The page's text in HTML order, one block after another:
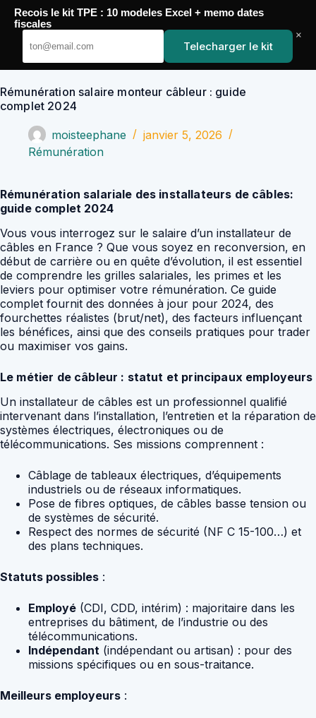
Passer
contenu
YoupiJobs
Rémunération salaire monteur câbleur : guide
complet 2024
moisteephane
janvier 5, 2026
Rémunération
Rémunération salariale des installateurs de câbles:
guide complet 2024
Vous vous interrogez sur le salaire d’un installateur de
câbles en France ? Que vous soyez en reconversion, en
début de carrière ou en quête d’évolution, il est essentiel
de comprendre les grilles salariales, les primes et les
leviers pour optimiser votre rémunération. Ce guide
complet fournit des données à jour pour 2024, des
fourchettes réalistes (brut/net), des facteurs influençant
les bénéfices, ainsi que des conseils pratiques pour trader
ou maximiser vos gains.
Le métier de câbleur : statut et principaux employeurs
Un installateur de câbles est un professionnel qualifié
intervenant dans l’installation, l’entretien et la réparation de
systèmes électriques, électroniques ou de
télécommunications. Ses missions comprennent :
Câblage de tableaux électriques, d’équipements
industriels ou de réseaux informatiques.
Pose de fibres optiques, de câbles basse tension ou
de systèmes de sécurité.
Respect des normes de sécurité (NF C 15-100…) et
des plans techniques.
Statuts possibles :
Employé (CDI, CDD, intérim) : majoritaire dans les
entreprises du bâtiment, de l’industrie ou des
télécommunications.
Indépendant (indépendant ou artisan) : pour des
missions spécifiques ou en sous-traitance.
Meilleurs employeurs :
Recois le kit TPE : 10 modeles Excel + memo dates
fiscales
Telecharger le kit
×